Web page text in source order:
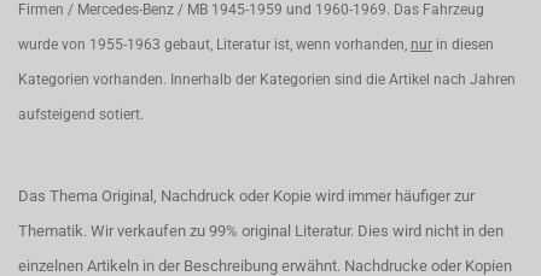
Firmen / Mercedes-Benz / MB 1945-1959 und 1960-1969. Das Fahrzeug
wurde von 1955-1963 gebaut, Literatur ist, wenn vorhanden, nur in diesen
Kategorien vorhanden. Innerhalb der Kategorien sind die Artikel nach Jahren
aufsteigend sotiert.
Das Thema Original, Nachdruck oder Kopie wird immer häufiger zur
Thematik. Wir verkaufen zu 99% original Literatur. Dies wird nicht in den
einzelnen Artikeln in der Beschreibung erwähnt. Nachdrucke oder Kopien